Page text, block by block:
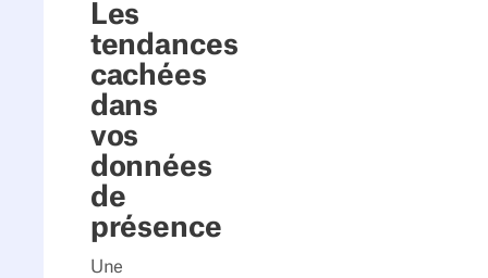
Les
tendances
cachées
dans
vos
données
de
présence
Une